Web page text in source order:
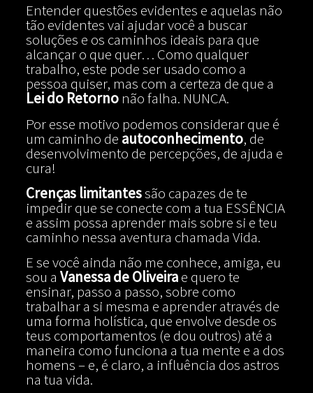
Entender questões evidentes e aquelas não
tão evidentes vai ajudar você a buscar
soluções e os caminhos ideais para que
alcançar o que quer… Como qualquer
trabalho, este pode ser usado como a
pessoa quiser, mas com a certeza de que a
Lei do Retornonão falha. NUNCA.
Por esse motivo podemos considerar que é
um caminho de autoconhecimento, de
desenvolvimento de percepções, de ajuda e
cura!
Crenças limitantessão capazes de te
impedir que se conecte com a tua ESSÊNCIA
e assim possa aprender mais sobre si e teu
caminho nessa aventura chamada Vida.
E se você ainda não me conhece, amiga, eu
sou a Vanessa de Oliveirae quero te
ensinar, passo a passo, sobre como
trabalhar a si mesma e aprender através de
uma forma holística, que envolve desde os
teus comportamentos (e dou outros) até a
maneira como funciona a tua mente e a dos
homens – e, é claro, a influência dos astros
na tua vida.